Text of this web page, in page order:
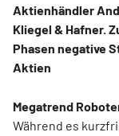
Aktienhändler
Kliegel & Hafner.
Phasen negative
Aktien
Megatrend
Während es